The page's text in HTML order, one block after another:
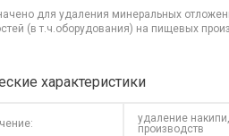
для удаления минеральных
(в т.ч.оборудования) на пищевых
характеристики
удаление
производств